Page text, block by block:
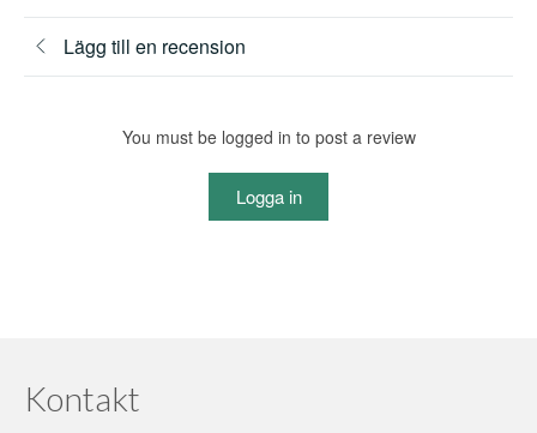
Lägg till en recension
You must be logged in to post a review
Logga in
Kontakt